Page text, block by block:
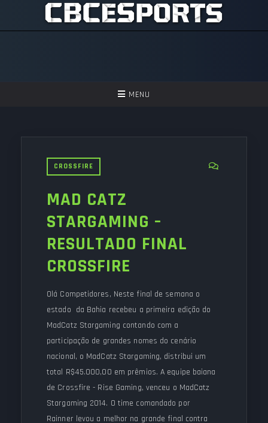
TOGGLE
MENU
PERGUNTAS FREQUENTES
SEJA UM APOIADOR!
CROSSFIRE
MAD CATZ
STARGAMING –
RESULTADO FINAL
CROSSFIRE
Olá Competidores, Neste final de semana o
estado da Bahia recebeu a primeira edição do
MadCatz Stargaming contando com a
participação de grandes nomes do cenário
nacional, o MadCatz Stargaming, distribui um
total R$45.000,00 em prêmios. A equipe baiana
de Crossfire - Rise Gaming, venceu o MadCatz
Stargaming 2014. O time comandado por
Rainner levou a melhor na grande final contra